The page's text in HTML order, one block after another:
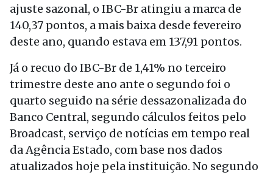
ajuste sazonal, o IBC-Br atingiu a marca de
140,37 pontos, a mais baixa desde fevereiro
deste ano, quando estava em 137,91 pontos.
Já o recuo do IBC-Br de 1,41% no terceiro
trimestre deste ano ante o segundo foi o
quarto seguido na série dessazonalizada do
Banco Central, segundo cálculos feitos pelo
Broadcast, serviço de notícias em tempo real
da Agência Estado, com base nos dados
atualizados hoje pela instituição. No segundo